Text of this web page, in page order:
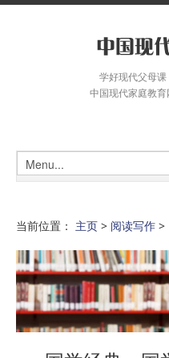
学好现代父母
中国现代家庭教
当前位置： 主页 > 阅读写作 >